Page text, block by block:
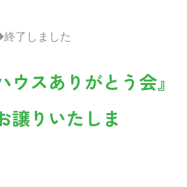
了しました
ウスありがとう会』
譲りいたしま